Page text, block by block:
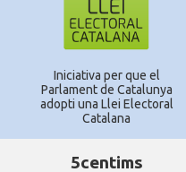
Iniciativa per que el
Parlament de Catalunya
adopti una Llei Electoral
Catalana
5centims